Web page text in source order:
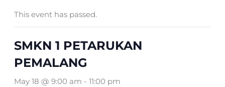
This event has passed.
SMKN 1 PETARUKAN
PEMALANG
May 18 @ 9:00 am - 11:00 pm